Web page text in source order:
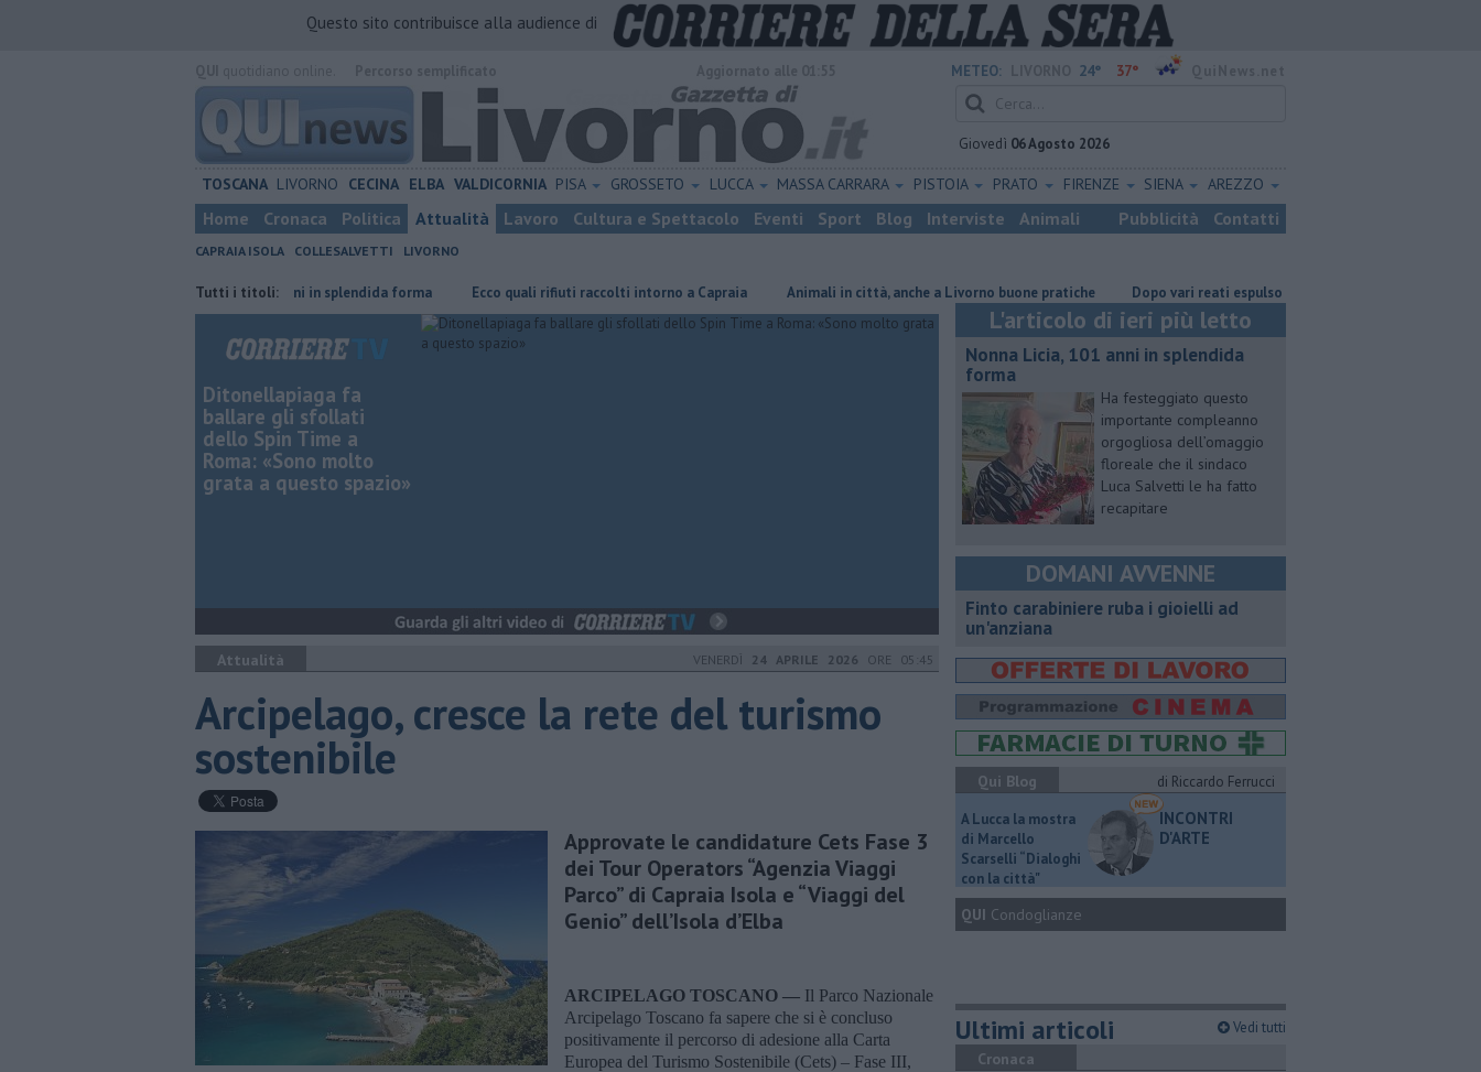
Questo sito contribuisce alla audience di
METEO: 24° 37°
Giovedì 06 Agosto 2026
TOSCANA LIVORNO CECINA ELBA VALDICORNIA PISA GROSSETO LUCCA MASSA CARRARA PISTOIA PRATO FIRENZE SIENA AREZZO
Home Cronaca Politica Attualità Lavoro Cultura e Spettacolo Eventi Sport Blog Interviste Animali Pubblicità Contatti
CAPRAIA ISOLA COLLESALVETTI LIVORNO
Tutti i titoli:
Nonna Licia, 101 anni in splendida forma Ecco quali rifiuti raccolti intorno a Capraia Animali in città, anche a Livorno buone pratiche Dopo vari reati espulso un cittadino straniero
Ditonellapiaga fa
ballare gli sfollati
dello Spin Time a
Roma: «Sono molto
grata a questo spazio»
Attualità VENERDÌ 24 APRILE 2026 ORE 05:45
Arcipelago, cresce la rete del turismo
sostenibile
Approvate le candidature Cets Fase 3
dei Tour Operators “Agenzia Viaggi
Parco” di Capraia Isola e “Viaggi del
Genio” dell’Isola d’Elba
ARCIPELAGO TOSCANO — Il Parco Nazionale
Arcipelago Toscano fa sapere che si è concluso
positivamente il percorso di adesione alla Carta
Europea del Turismo Sostenibile (Cets) – Fase III,
L'articolo di ieri più letto
Nonna Licia, 101 anni in splendida
forma
Ha festeggiato questo
importante compleanno
orgogliosa dell’omaggio
floreale che il sindaco
Luca Salvetti le ha fatto
recapitare
DOMANI AVVENNE
Finto carabiniere ruba i gioielli ad
un'anziana
Qui Blog
di Riccardo Ferrucci
A Lucca la mostra
di Marcello
Scarselli “Dialoghi
con la città"
INCONTRI
D'ARTE
QUI Condoglianze
Ultimi articoli Vedi tutti
Cronaca